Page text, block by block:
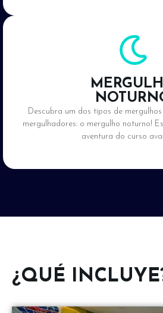
Descubra um dos tipos de
mergulhadores: o mergulho noturno!
aventura do curso
¿QUÉ